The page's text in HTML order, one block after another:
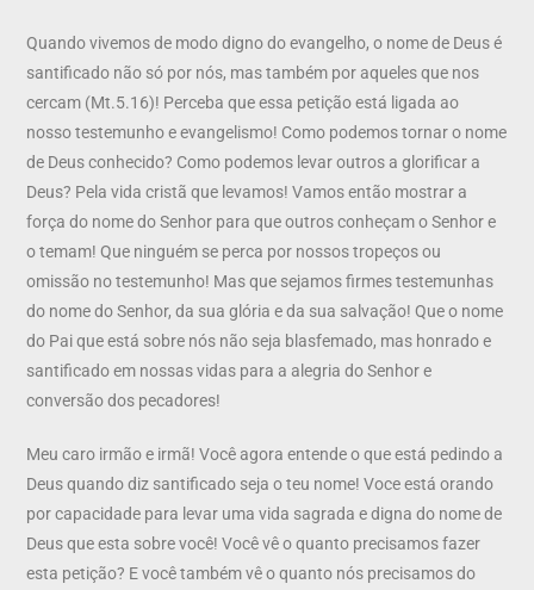
Quando vivemos de modo digno do evangelho, o nome de Deus é
santificado não só por nós, mas também por aqueles que nos
cercam (Mt.5.16)! Perceba que essa petição está ligada ao
nosso testemunho e evangelismo! Como podemos tornar o nome
de Deus conhecido? Como podemos levar outros a glorificar a
Deus? Pela vida cristã que levamos! Vamos então mostrar a
força do nome do Senhor para que outros conheçam o Senhor e
o temam! Que ninguém se perca por nossos tropeços ou
omissão no testemunho! Mas que sejamos firmes testemunhas
do nome do Senhor, da sua glória e da sua salvação! Que o nome
do Pai que está sobre nós não seja blasfemado, mas honrado e
santificado em nossas vidas para a alegria do Senhor e
conversão dos pecadores!
Meu caro irmão e irmã! Você agora entende o que está pedindo a
Deus quando diz santificado seja o teu nome! Voce está orando
por capacidade para levar uma vida sagrada e digna do nome de
Deus que esta sobre você! Você vê o quanto precisamos fazer
esta petição? E você também vê o quanto nós precisamos do